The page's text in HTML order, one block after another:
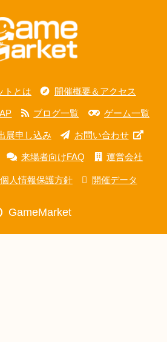
トとは 開催概要＆アクセス
ブログ一覧 ゲーム一覧
展申し込み お問い合わせ
来場者向けFAQ 運営会社
個人情報保護方針 開催データ
GameMarket